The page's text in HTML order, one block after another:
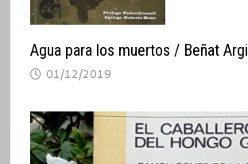
Agua para los muertos / Beñat
01/12/2019